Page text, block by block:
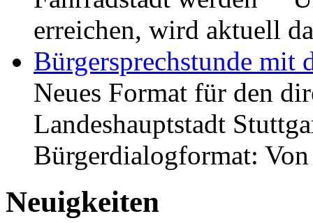
erreichen, wird aktuell
Bürgersprechstunde mit
Neues Format für den
Landeshauptstadt
Bürgerdialogformat:
Neuigkeiten